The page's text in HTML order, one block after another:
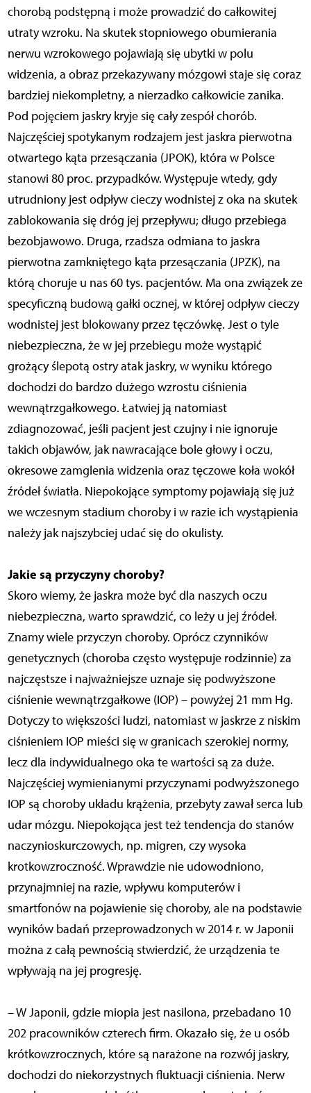
chorobą podstępną i może prowadzić do całkowitej
utraty wzroku. Na skutek stopniowego obumierania
nerwu wzrokowego pojawiają się ubytki w polu
widzenia, a obraz przekazywany mózgowi staje się coraz
bardziej niekompletny, a nierzadko całkowicie zanika.
Pod pojęciem jaskry kryje się cały zespół chorób.
Najczęściej spotykanym rodzajem jest jaskra pierwotna
otwartego kąta przesączania (JPOK), która w Polsce
stanowi 80 proc. przypadków. Występuje wtedy, gdy
utrudniony jest odpływ cieczy wodnistej z oka na skutek
zablokowania się dróg jej przepływu; długo przebiega
bezobjawowo. Druga, rzadsza odmiana to jaskra
pierwotna zamkniętego kąta przesączania (JPZK), na
którą choruje u nas 60 tys. pacjentów. Ma ona związek ze
specyficzną budową gałki ocznej, w której odpływ cieczy
wodnistej jest blokowany przez tęczówkę. Jest o tyle
niebezpieczna, że w jej przebiegu może wystąpić
grożący ślepotą ostry atak jaskry, w wyniku którego
dochodzi do bardzo dużego wzrostu ciśnienia
wewnątrzgałkowego. Łatwiej ją natomiast
zdiagnozować, jeśli pacjent jest czujny i nie ignoruje
takich objawów, jak nawracające bole głowy i oczu,
okresowe zamglenia widzenia oraz tęczowe koła wokół
źródeł światła. Niepokojące symptomy pojawiają się już
we wczesnym stadium choroby i w razie ich wystąpienia
należy jak najszybciej udać się do okulisty.
Jakie są przyczyny choroby?
Skoro wiemy, że jaskra może być dla naszych oczu
niebezpieczna, warto sprawdzić, co leży u jej źródeł.
Znamy wiele przyczyn choroby. Oprócz czynników
genetycznych (choroba często występuje rodzinnie) za
najczęstsze i najważniejsze uznaje się podwyższone
ciśnienie wewnątrzgałkowe (IOP) – powyżej 21 mm Hg.
Dotyczy to większości ludzi, natomiast w jaskrze z niskim
ciśnieniem IOP mieści się w granicach szerokiej normy,
lecz dla indywidualnego oka te wartości są za duże.
Najczęściej wymienianymi przyczynami podwyższonego
IOP są choroby układu krążenia, przebyty zawał serca lub
udar mózgu. Niepokojąca jest też tendencja do stanów
naczynioskurczowych, np. migren, czy wysoka
krotkowzroczność. Wprawdzie nie udowodniono,
przynajmniej na razie, wpływu komputerów i
smartfonów na pojawienie się choroby, ale na podstawie
wyników badań przeprowadzonych w 2014 r. w Japonii
można z całą pewnością stwierdzić, że urządzenia te
wpływają na jej progresję.
– W Japonii, gdzie miopia jest nasilona, przebadano 10
202 pracowników czterech firm. Okazało się, że u osób
krótkowzrocznych, które są narażone na rozwój jaskry,
dochodzi do niekorzystnych fluktuacji ciśnienia. Nerw